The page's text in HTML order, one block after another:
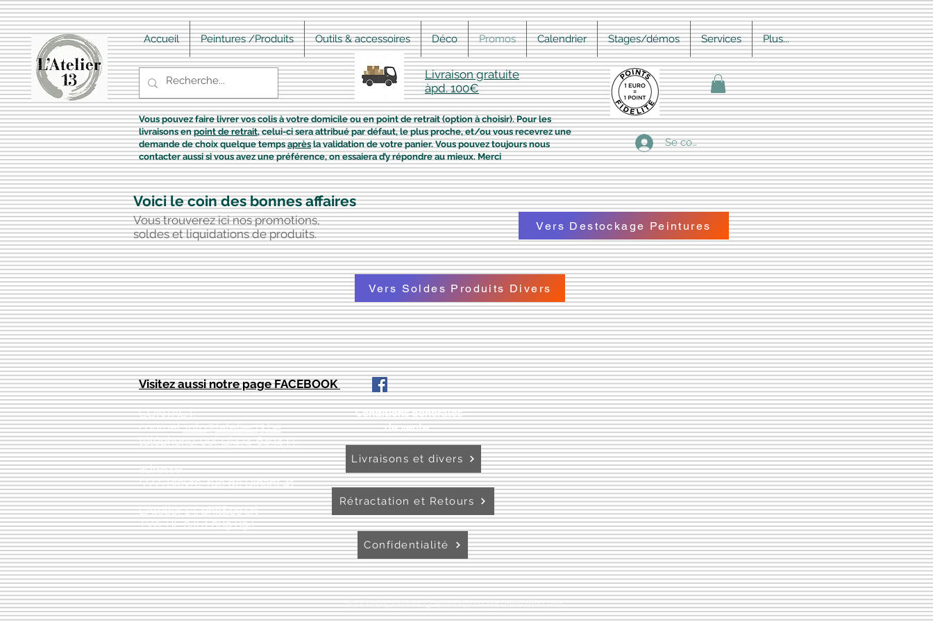
Accueil Peintures /Produits Outils & accessoires Déco Promos Calendrier Stages/démos Services Plus...
Livraison gratuite
àpd. 100€
Se connecter
Vous pouvez faire livrer vos colis à votre domicile ou en point de retrait (option à choisir). Pour les
livraisons enpoint de retrait, celui-ci sera attribué par défaut, le plus proche, et/ou vous recevrez une
demande de choix quelque tempsaprèsla validation de votre panier. Vous pouvez toujours nous
contacter aussi si vous avez une préférence, on essaiera d’y répondre au mieux. Merci
Voici le coin des bonnes affaires
Vous trouverez ici nos promotions,
soldes et liquidations de produits.
Vers Destockage Peintures
Vers Soldes Produits Divers
Visitez aussi notre page FACEBOOK
CONTACT:
courriel:info@latelier13.be
téléphone: 00(32)474-649433
adresse:
5555 Bièvre, rue de Dinant 41
L'Atelier 13, phil&co srl
TVA: BE 0461 089 894
Conditions générales
de vente::
Livraisons et divers
Rétractation et Retours
Confidentialité
© 2016 by latelier13. Proudly created withWix.com